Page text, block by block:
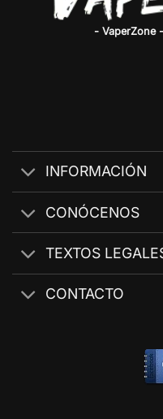
- VaperZone
INFORMACIÓN
CONÓCENOS
TEXTOS
CONTACTO